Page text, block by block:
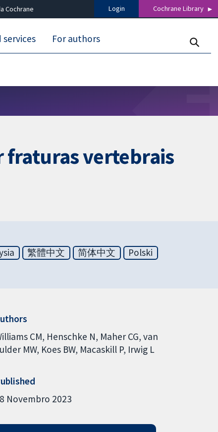
Cochrane Login Cochrane Library
services For authors
fraturas vertebrais
繁體中文 简体中文
Polski
CM Henschke N Maher CG van
MW Koes BW Macaskill P Irwig L
Novembro 2023